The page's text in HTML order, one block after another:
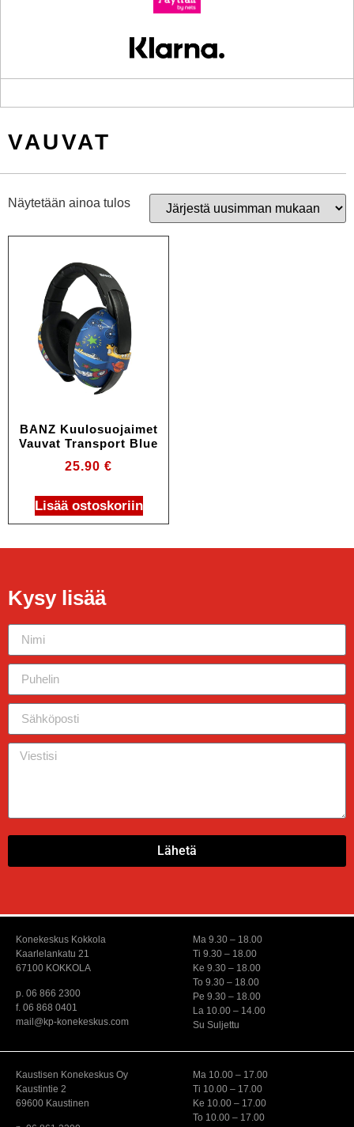
VAUVAT
Näytetään ainoa tulos
BANZ Kuulosuojaimet
Vauvat Transport Blue
25.90 €
Lisää ostoskoriin
Kysy lisää
Lähetä
Konekeskus Kokkola
Kaarlelankatu 21
67100 KOKKOLA
p. 06 866 2300
f. 06 868 0401
mail@kp-konekeskus.com
Ma 9.30 – 18.00
Ti 9.30 – 18.00
Ke 9.30 – 18.00
To 9.30 – 18.00
Pe 9.30 – 18.00
La 10.00 – 14.00
Su Suljettu
Kaustisen Konekeskus Oy
Kaustintie 2
69600 Kaustinen
Ma 10.00 – 17.00
Ti 10.00 – 17.00
Ke 10.00 – 17.00
To 10.00 – 17.00